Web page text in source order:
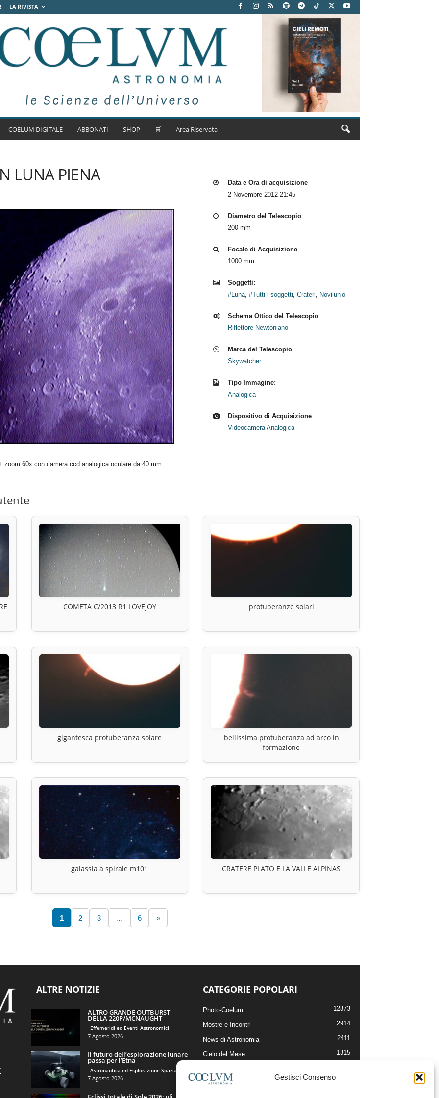
Gestisci Consenso
LA RIVISTA
COELUM DIGITALE ABBONATI SHOP 🛒 Area Riservata
LUNA PIENA
zoom 60x con camera ccd analogica oculare da 40 mm
Data e Ora di acquisizione
2 Novembre 2012 21:45
Diametro del Telescopio
200 mm
Focale di Acquisizione
1000 mm
Soggetti:
#Luna, #Tutti i soggetti, Crateri, Novilunio
Schema Ottico del Telescopio
Riflettore Newtoniano
Marca del Telescopio
Skywatcher
Tipo Immagine:
Analogica
Dispositivo di Acquisizione
Videocamera Analogica
COMETA C/2013 R1 LOVEJOY protuberanze solari
gigantesca protuberanza solare
bellissima protuberanza ad arco in
formazione
galassia a spirale m101 CRATERE PLATO E LA VALLE ALPINAS
1 2 3 … 6 »
ALTRE NOTIZIE
ALTRO GRANDE OUTBURST
DELLA 220P/MCNAUGHT
Effemeridi ed Eventi Astronomici
7 Agosto 2026
Il futuro dell’esplorazione lunare
passa per l’Etna
Astronautica ed Esplorazione Spaziale
7 Agosto 2026
CATEGORIE POPOLARI
Photo-Coelum 12873
Mostre e Incontri 2914
News di Astronomia 2411
Cielo del Mese 1315
Articoli e Risorse On-Line